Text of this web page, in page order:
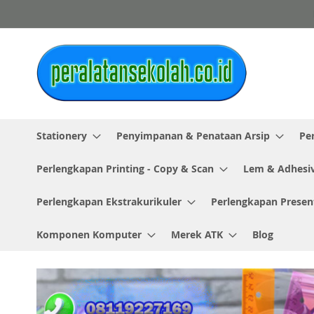
to
Content
Stationery Penyimpanan & Penataan Arsip
Perlengkapan Printing - Copy & Scan Lem &
Perlengkapan Ekstrakurikuler Perlengkapan
Komponen Komputer Merek ATK Blog